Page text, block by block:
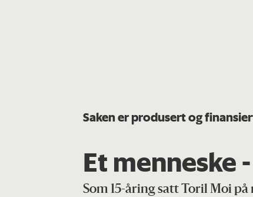
Saken er produsert og
Et menneske
Som 15-åring satt Toril Moi